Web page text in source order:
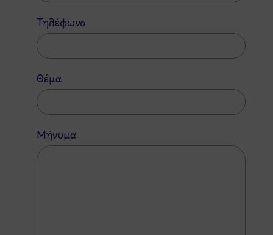
Τηλέφωνο
Θέμα
Μήνυμα